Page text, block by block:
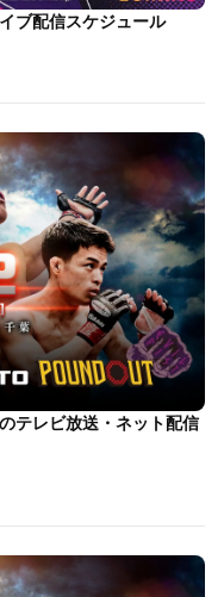
ブ配信スケジュール
テレビ放送・ネット配信